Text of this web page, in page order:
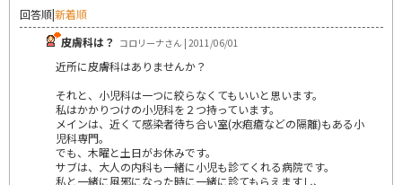
回答順|新着順
皮膚科は？ コロリーナさん | 2011/06/01
近所に皮膚科はありませんか？
それと、小児科は一つに絞らなくてもいいと思います。
私はかかりつけの小児科を２つ持っています。
メインは、近くて感染者待ち合い室(水疱瘡などの隔離)もある小
児科専門。
でも、木曜と土日がお休みです。
サブは、大人の内科も一緒に小児も診てくれる病院です。
私と一緒に風邪になった時に一緒に診てもらえますし、